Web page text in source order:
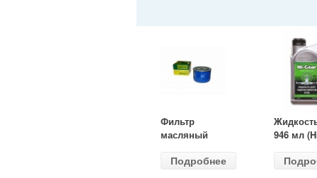
Фильтр
масляный
(MANN) W
Подробнее
946 мл